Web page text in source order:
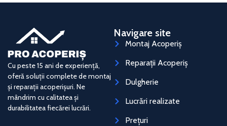
Cu peste 15 ani de experiență,
oferă soluții complete de montaj
și reparații acoperișuri. Ne
mândrim cu calitatea și
durabilitatea fiecărei lucrări.
Navigare site
Montaj Acoperiș
Reparații Acoperiș
Dulgherie
Lucrări realizate
Prețuri